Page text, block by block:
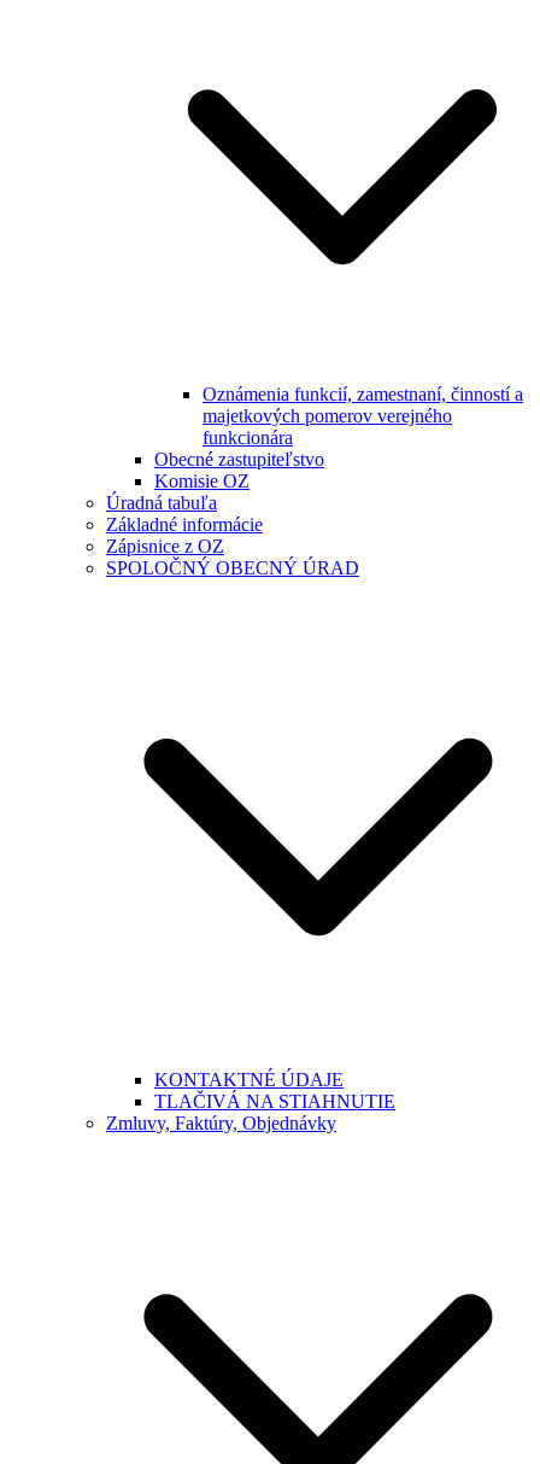
Oznámenia funkcií, zamestnaní, činností a
majetkových pomerov verejného
funkcionára
Obecné zastupiteľstvo
Komisie OZ
Úradná tabuľa
Základné informácie
Zápisnice z OZ
SPOLOČNÝ OBECNÝ ÚRAD
KONTAKTNÉ ÚDAJE
TLAČIVÁ NA STIAHNUTIE
Zmluvy, Faktúry, Objednávky